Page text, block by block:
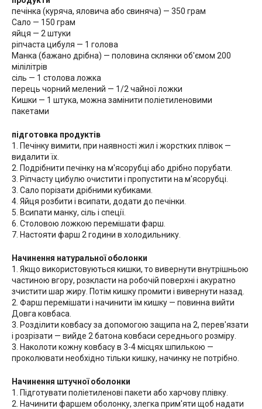
печінка (куряча, яловича або свиняча) — 350 грам
Сало — 150 грам
яйця — 2 штуки
ріпчаста цибуля — 1 голова
Манка (бажано дрібна) — половина склянки об'ємом 200
мілілітрів
сіль — 1 столова ложка
перець чорний мелений — 1/2 чайної ложки
Кишки — 1 штука, можна замінити поліетиленовими
пакетами
підготовка продуктів
1. Печінку вимити, при наявності жил і жорстких плівок —
видалити їх.
2. Подрібнити печінку на м'ясорубці або дрібно порубати.
3. Ріпчасту цибулю очистити і пропустити на м'ясорубці.
3. Сало порізати дрібними кубиками.
4. Яйця розбити і всипати, додати до печінки.
5. Всипати манку, сіль і спеції.
6. Столовою ложкою перемішати фарш.
7. Настояти фарш 2 години в холодильнику.
Начинення натуральної оболонки
1. Якщо використовуються кишки, то вивернути внутрішньою
частиною вгору, розкласти на робочій поверхні і акуратно
зчистити шар жиру. Потім кишку промити і вивернути назад.
2. Фарш перемішати і начинити їм кишку — повинна вийти
Довга ковбаса.
3. Розділити ковбасу за допомогою защипа на 2, перев'язати
і розрізати — вийде 2 батона ковбаси середнього розміру.
3. Наколоти кожну ковбасу в 3-4 місцях шпилькою —
проколювати необхідно тільки кишку, начинку не потрібно.
Начинення штучної оболонки
1. Підготувати поліетиленові пакети або харчову плівку.
2. Начинити фаршем оболонку, злегка прим'яти щоб надати